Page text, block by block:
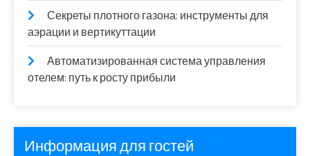
Секреты плотного газона: инструменты для
аэрации и вертикуттации
Автоматизированная система управления
отелем: путь к росту прибыли
Информация для гостей